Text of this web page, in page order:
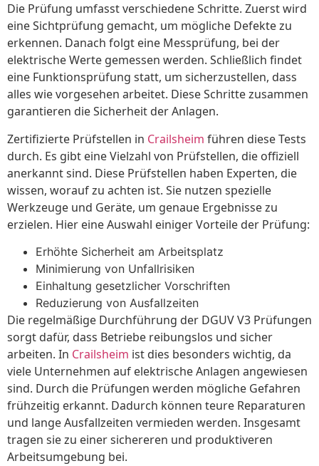
Die Prüfung umfasst verschiedene Schritte. Zuerst wird
eine Sichtprüfung gemacht, um mögliche Defekte zu
erkennen. Danach folgt eine Messprüfung, bei der
elektrische Werte gemessen werden. Schließlich findet
eine Funktionsprüfung statt, um sicherzustellen, dass
alles wie vorgesehen arbeitet. Diese Schritte zusammen
garantieren die Sicherheit der Anlagen.
Zertifizierte Prüfstellen in Crailsheim führen diese Tests
durch. Es gibt eine Vielzahl von Prüfstellen, die offiziell
anerkannt sind. Diese Prüfstellen haben Experten, die
wissen, worauf zu achten ist. Sie nutzen spezielle
Werkzeuge und Geräte, um genaue Ergebnisse zu
erzielen. Hier eine Auswahl einiger Vorteile der Prüfung:
Erhöhte Sicherheit am Arbeitsplatz
Minimierung von Unfallrisiken
Einhaltung gesetzlicher Vorschriften
Reduzierung von Ausfallzeiten
Die regelmäßige Durchführung der DGUV V3 Prüfungen
sorgt dafür, dass Betriebe reibungslos und sicher
arbeiten. In Crailsheim ist dies besonders wichtig, da
viele Unternehmen auf elektrische Anlagen angewiesen
sind. Durch die Prüfungen werden mögliche Gefahren
frühzeitig erkannt. Dadurch können teure Reparaturen
und lange Ausfallzeiten vermieden werden. Insgesamt
tragen sie zu einer sichereren und produktiveren
Arbeitsumgebung bei.